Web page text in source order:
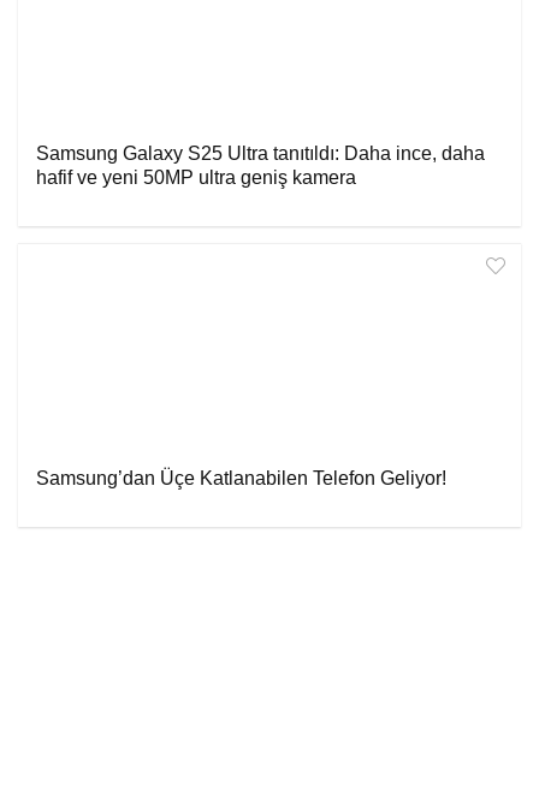
Samsung Galaxy S25 Ultra tanıtıldı: Daha ince, daha
hafif ve yeni 50MP ultra geniş kamera
Samsung’dan Üçe Katlanabilen Telefon Geliyor!